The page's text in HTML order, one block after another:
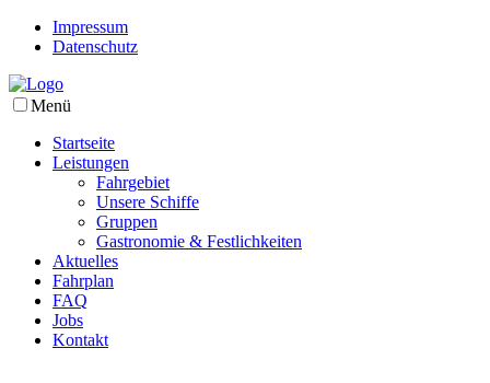
Impressum
Datenschutz
Menü
Startseite
Leistungen
Fahrgebiet
Unsere Schiffe
Gruppen
Gastronomie & Festlichkeiten
Aktuelles
Fahrplan
FAQ
Jobs
Kontakt